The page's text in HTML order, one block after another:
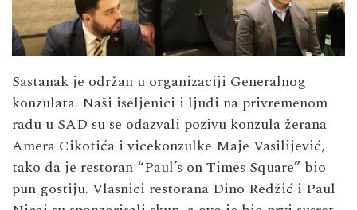
Sastanak je održan u organizaciji Generalnog
konzulata. Naši iseljenici i ljudi na privremenom
radu u SAD su se odazvali pozivu konzula žerana
Amera Cikotića i vicekonzulke Maje Vasilijević,
tako da je restoran “Paul’s on Times Square” bio
pun gostiju. Vlasnici restorana Dino Redžić i Paul